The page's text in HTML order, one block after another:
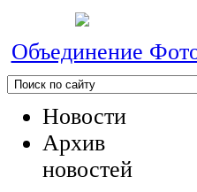
Объединение
Новости
Архив
новостей